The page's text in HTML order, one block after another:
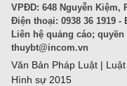
VPĐD: 648 Nguyễn Kiệm,
Điện thoại: 0938 36 1919 -
Liên hệ quảng cáo;
thuybt@incom.vn
Văn Bản Pháp Luật |
Hình sự 2015